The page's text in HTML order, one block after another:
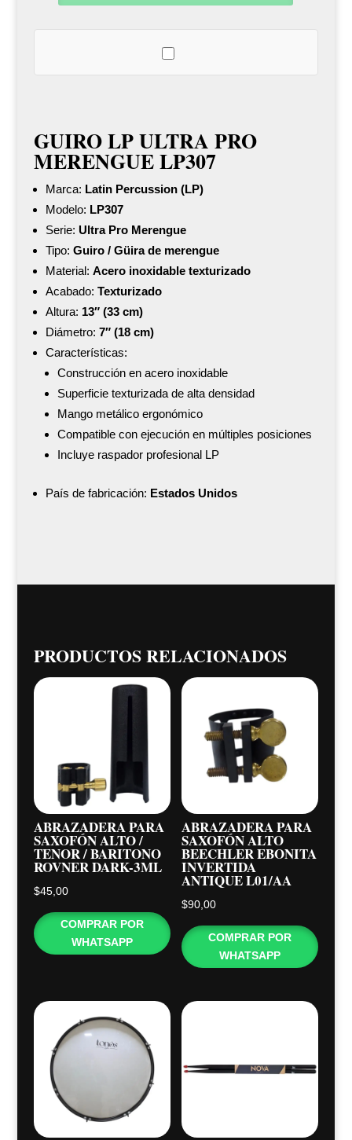
cantidad
GUIRO LP ULTRA PRO
MERENGUE LP307
Marca: Latin Percussion (LP)
Modelo: LP307
Serie: Ultra Pro Merengue
Tipo: Guiro / Güira de merengue
Material: Acero inoxidable texturizado
Acabado: Texturizado
Altura: 13″ (33 cm)
Diámetro: 7″ (18 cm)
Características:
Construcción en acero inoxidable
Superficie texturizada de alta densidad
Mango metálico ergonómico
Compatible con ejecución en múltiples posiciones
Incluye raspador profesional LP
País de fabricación: Estados Unidos
PRODUCTOS RELACIONADOS
ABRAZADERA PARA
SAXOFÓN ALTO /
TENOR / BARITONO
ROVNER DARK-3ML
$45,00
COMPRAR POR
WHATSAPP
ABRAZADERA PARA
SAXOFÓN ALTO
BEECHLER EBONITA
INVERTIDA
ANTIQUE L01/AA
$90,00
COMPRAR POR
WHATSAPP